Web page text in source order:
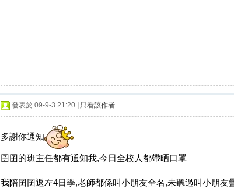
發表於 09-9-3 21:20 只看該作者
多謝你通知
囝囝的班主任都有通知我,今日全校人都帶晒口罩
我陪囝囝返左4日學,老師都係叫小朋友全名,未聽過叫小朋友